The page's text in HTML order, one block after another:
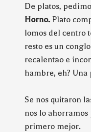
De platos,
Horno. Plato
lomos del centro
resto es un
recalentao e
hambre, eh? Una
Se nos quitaron
nos lo
primero mejor.